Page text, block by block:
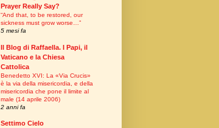
Prayer Really Say?
“And that, to be restored, our
sickness must grow worse…”
5 mesi fa
Il Blog di Raffaella. I Papi, il
Vaticano e la Chiesa
Cattolica
Benedetto XVI: La «Via Crucis»
è la via della misericordia, e della
misericordia che pone il limite al
male (14 aprile 2006)
2 anni fa
Settimo Cielo